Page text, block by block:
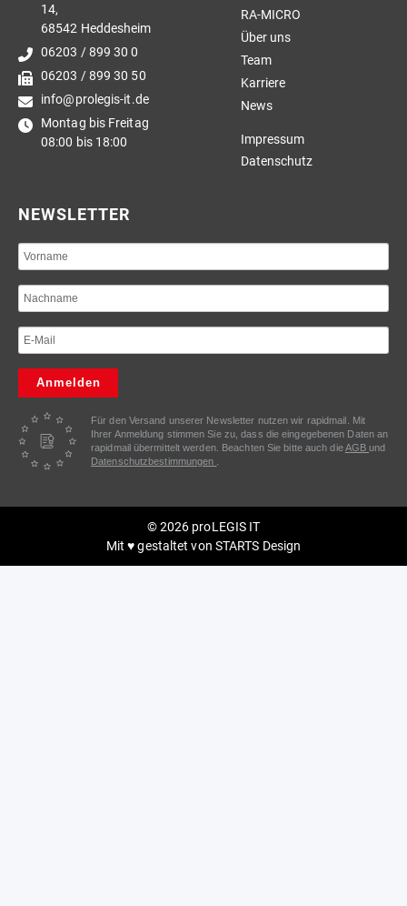
14,
68542 Heddesheim
06203 / 899 30 0
06203 / 899 30 50
info@prolegis-it.de
Montag bis Freitag
08:00 bis 18:00
RA-MICRO
Über uns
Team
Karriere
News
Impressum
Datenschutz
NEWSLETTER
Anmelden
Für den Versand unserer Newsletter nutzen wir rapidmail. Mit
Ihrer Anmeldung stimmen Sie zu, dass die eingegebenen Daten an
rapidmail übermittelt werden. Beachten Sie bitte auch dieAGBund
Datenschutzbestimmungen
© 2026 proLEGIS IT
Mit ♥ gestaltet von STARTS Design